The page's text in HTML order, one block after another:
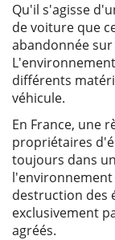
Qu'il s'agisse
de voiture que
abandonnée
différents
véhicule.
En France, une
propriétaires
toujours dans
l'environnement
destruction des
exclusivement
agréés.